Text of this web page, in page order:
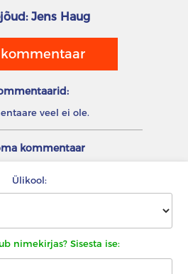
Jens Haug
kommentaar
veel ei ole.
kommentaar
Ülikool:
nimekirjas? Sisesta ise: